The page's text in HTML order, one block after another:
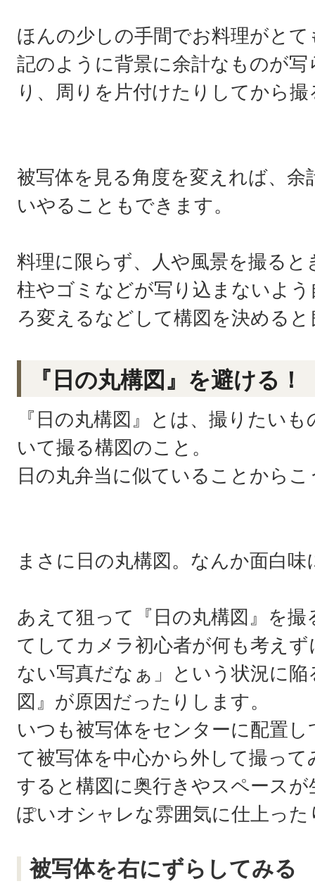
ほんの少しの手間でお料理がと
記のように背景に余計なものが
り、周りを片付けたりしてから
被写体を見る角度を変えれば、
いやることもできます。
料理に限らず、人や風景を撮る
柱やゴミなどが写り込まないよ
ろ変えるなどして構図を決める
『日の丸構図』を避ける！
『日の丸構図』とは、撮りたい
いて撮る構図のこと。
日の丸弁当に似ていることから
まさに日の丸構図。なんか面白
あえて狙って『日の丸構図』を
てしてカメラ初心者が何も考え
ない写真だなぁ」という状況に
図』が原因だったりします。
いつも被写体をセンターに配置
て被写体を中心から外して撮っ
すると構図に奥行きやスペース
ぽいオシャレな雰囲気に仕上っ
被写体を右にずらしてみる